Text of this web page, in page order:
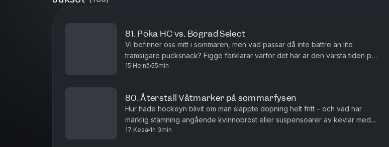
slumpmässigt utvald person från en SHL-klack är mest lämpad som
coach i en final 7. Vi kör också en bisarr lista med sådant man aldrig
kommer höra en hockeyspelare säga – och det uppstår självfallet både en
och annan urspårad diskussion! Garv, allvar och massvis av sporten vi alla
älskar – haka på, älskade vänner!
81. Pöka HC vs. Bögrad Select
Vi befinner oss mitt i sommaren, men vad passar då inte bättre än lite
tramsigare pucksnack? Figge förklarar varför det här är den värsta tiden på
året för att vara spelare, men därefter är det hög ti...
15 Heinä 55min
80. Återställ Våtmarker på sommarfysen
Hur hade hockeyn blivit om man släppte dopning helt fritt – och vad har
märklig stämning angående kvinnobröst eller suspensoarer av kevlar med
det hela att göra? Det blir även en djupdykning i Figges ...
17 Kesä 1h 3min